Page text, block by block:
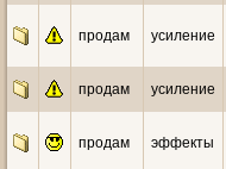
продам усиление
продам усиление
продам эффекты